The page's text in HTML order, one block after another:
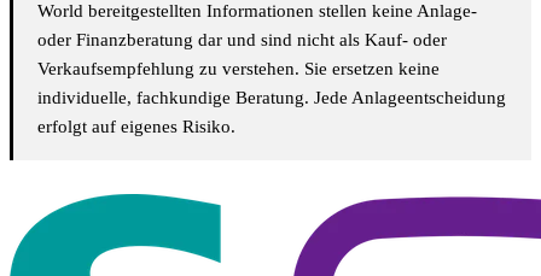
World bereitgestellten Informationen stellen keine Anlage-
oder Finanzberatung dar und sind nicht als Kauf- oder
Verkaufsempfehlung zu verstehen. Sie ersetzen keine
individuelle, fachkundige Beratung. Jede Anlageentscheidung
erfolgt auf eigenes Risiko.